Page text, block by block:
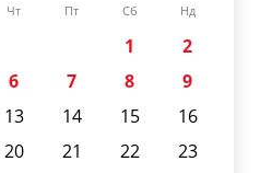
Чт Пт Сб Нд
1
2
6 7 8
9
13 14 15
16
20 21 22
23